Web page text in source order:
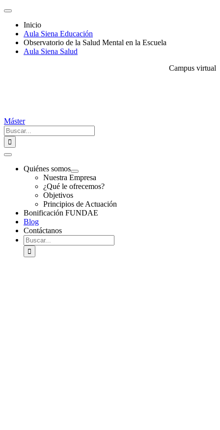
Saltar
contenido
Toggle
Navigation
Inicio
Aula Siena Educación
Observatorio de la Salud Mental en la Escuela
Aula Siena Salud
Campus virtual
Máster
Buscar:
Toggle
NavigationQuiénes somos
Nuestra Empresa
¿Qué le ofrecemos?
Objetivos
Principios de Actuación
Bonificación FUNDAE
Blog
Contáctanos
Buscar: